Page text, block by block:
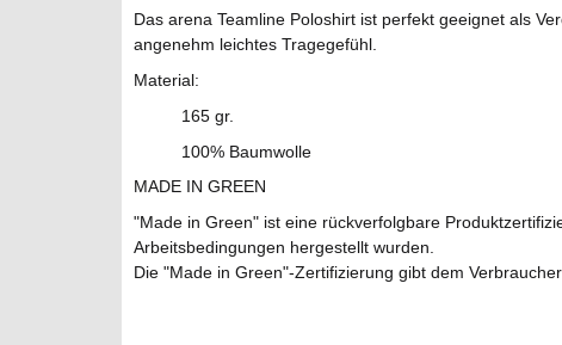
Das arena Teamline Poloshirt ist perfekt geeignet als
angenehm leichtes Tragegefühl.
Material:
165 gr.
100% Baumwolle
MADE IN GREEN
"Made in Green" ist eine rückverfolgbare
Arbeitsbedingungen hergestellt wurden.
Die "Made in Green"-Zertifizierung gibt dem